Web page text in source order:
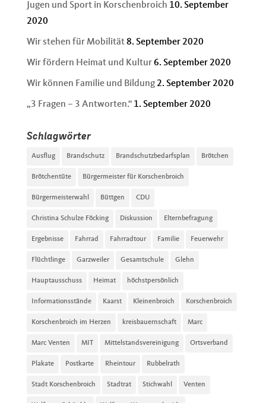
Jugen und Sport in Korschenbroich 10. September
2020
Wir stehen für Mobilität 8. September 2020
Wir fördern Heimat und Kultur 6. September 2020
Wir können Familie und Bildung 2. September 2020
„3 Fragen – 3 Antworten.“ 1. September 2020
Schlagwörter
Ausflug Brandschutz Brandschutzbedarfsplan Brötchen
Brötchentüte Bürgermeister für Korschenbroich
Bürgermeisterwahl Büttgen CDU
Christina Schulze Föcking Diskussion Elternbefragung
Ergebnisse Fahrrad Fahrradtour Familie Feuerwehr
Flüchtlinge Garzweiler Gesamtschule Glehn
Hauptausschuss Heimat höchstpersönlich
Informationsstände Kaarst Kleinenbroich Korschenbroich
Korschenbroich im Herzen kreisbauernschaft Marc
Marc Venten MIT Mittelstandsvereinigung Ortsverband
Plakate Postkarte Rheintour Rubbelrath
Stadt Korschenbroich Stadtrat Stichwahl Venten